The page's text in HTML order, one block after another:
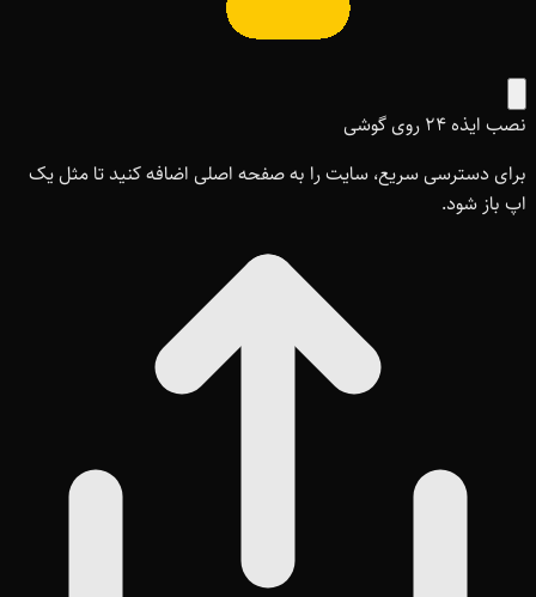
نصب ایذه ۲۴ روی گوشی
برای دسترسی سریع، سایت را به صفحه اصلی اضافه کنید تا مثل یک
اپ باز شود.